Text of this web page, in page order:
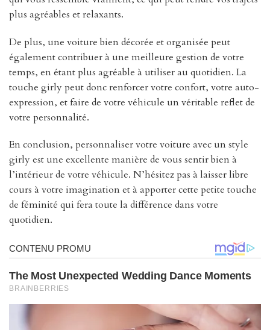
plus agréables et relaxants.
De plus, une voiture bien décorée et organisée peut
également contribuer à une meilleure gestion de votre
temps, en étant plus agréable à utiliser au quotidien. La
touche girly peut donc renforcer votre confort, votre auto-
expression, et faire de votre véhicule un véritable reflet de
votre personnalité.
En conclusion, personnaliser votre voiture avec un style
girly est une excellente manière de vous sentir bien à
l’intérieur de votre véhicule. N’hésitez pas à laisser libre
cours à votre imagination et à apporter cette petite touche
de féminité qui fera toute la différence dans votre
quotidien.